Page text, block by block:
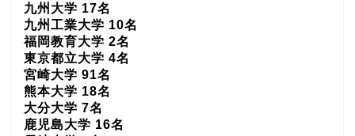
九州大学 17名
九州工業大学 10名
福岡教育大学 2名
東京都立大学 4名
宮崎大学 91名
熊本大学 18名
大分大学 7名
鹿児島大学 16名